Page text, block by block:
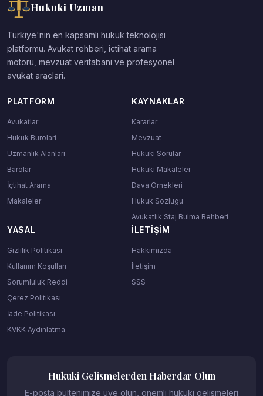
Hukuki Uzman
Turkiye'nin en kapsamli hukuk teknolojisi
platformu. Avukat rehberi, ictihat arama
motoru, mevzuat veritabani ve profesyonel
avukat araclari.
PLATFORM
Avukatlar
Hukuk Burolari
Uzmanlik Alanlari
Barolar
İçtihat Arama
Makaleler
KAYNAKLAR
Kararlar
Mevzuat
Hukuki Sorular
Hukuki Makaleler
Dava Ornekleri
Hukuk Sozlugu
Avukatlık Staj Bulma Rehberi
YASAL
Gizlilik Politikası
Kullanım Koşulları
Sorumluluk Reddi
Çerez Politikası
İade Politikası
KVKK Aydinlatma
İLETIŞIM
Hakkımızda
İletişim
SSS
Hukuki Gelismelerden Haberdar Olun
E-posta bultenimize uye olun, onemli hukuki gelismeleri